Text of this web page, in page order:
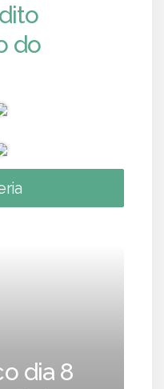
do
dia 8